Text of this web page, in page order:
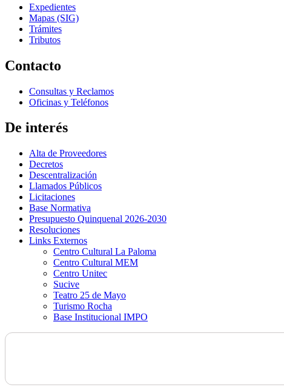
Expedientes
Mapas (SIG)
Trámites
Tributos
Contacto
Consultas y Reclamos
Oficinas y Teléfonos
De interés
Alta de Proveedores
Decretos
Descentralización
Llamados Públicos
Licitaciones
Base Normativa
Presupuesto Quinquenal 2026-2030
Resoluciones
Links Externos
Centro Cultural La Paloma
Centro Cultural MEM
Centro Unitec
Sucive
Teatro 25 de Mayo
Turismo Rocha
Base Institucional IMPO